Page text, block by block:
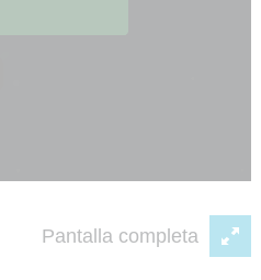
Pantalla completa